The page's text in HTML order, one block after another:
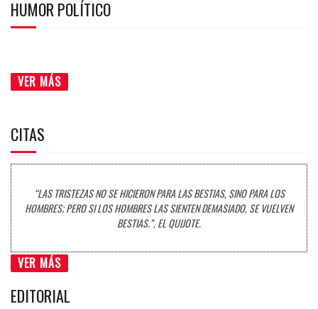
HUMOR POLÍTICO
VER MÁS
CITAS
“LAS TRISTEZAS NO SE HICIERON PARA LAS BESTIAS, SINO PARA LOS
HOMBRES; PERO SI LOS HOMBRES LAS SIENTEN DEMASIADO, SE VUELVEN
BESTIAS.”, EL QUIJOTE.
VER MÁS
EDITORIAL